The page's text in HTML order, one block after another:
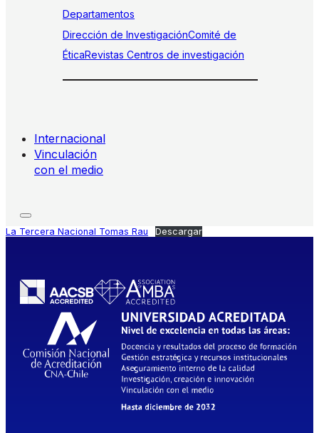
Departamentos
Dirección de InvestigaciónComité de
ÉticaRevistas Centros de investigación
Internacional
Vinculación
con el medio
La Tercera Nacional Tomas Rau Descargar